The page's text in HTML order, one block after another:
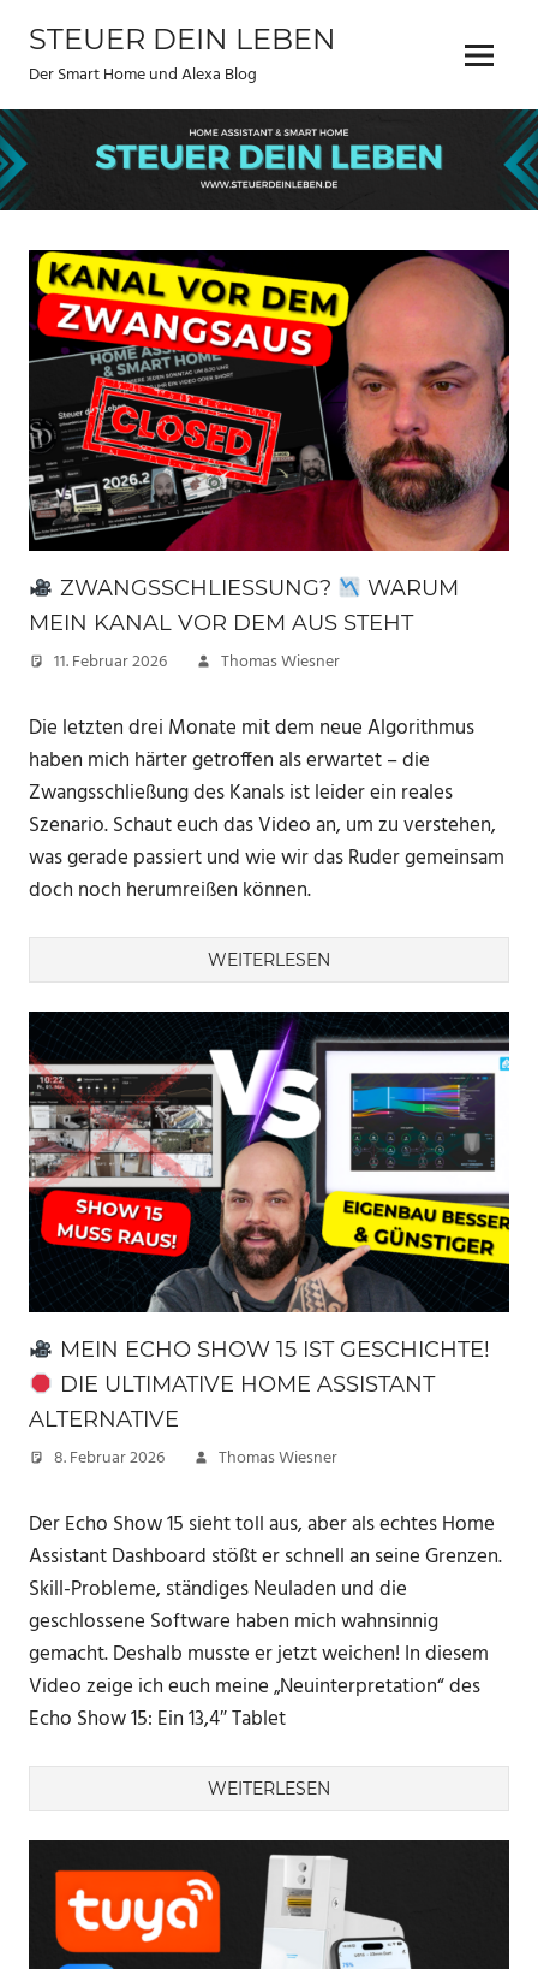
Inhalt
springen
STEUER DEIN LEBEN
Der Smart Home und Alexa Blog Menu
ZWANGSSCHLIESSUNG?
WARUM
MEIN KANAL VOR DEM AUS STEHT
11. Februar 2026 Thomas Wiesner
Die letzten drei Monate mit dem neue Algorithmus
haben mich härter getroffen als erwartet – die
Zwangsschließung des Kanals ist leider ein reales
Szenario. Schaut euch das Video an, um zu verstehen,
was gerade passiert und wie wir das Ruder gemeinsam
doch noch herumreißen können.
WEITERLESEN
MEIN ECHO SHOW 15 IST GESCHICHTE!
DIE ULTIMATIVE HOME ASSISTANT
ALTERNATIVE
8. Februar 2026 Thomas Wiesner
Der Echo Show 15 sieht toll aus, aber als echtes Home
Assistant Dashboard stößt er schnell an seine Grenzen.
Skill-Probleme, ständiges Neuladen und die
geschlossene Software haben mich wahnsinnig
gemacht. Deshalb musste er jetzt weichen! In diesem
Video zeige ich euch meine „Neuinterpretation“ des
Echo Show 15: Ein 13,4″ Tablet
WEITERLESEN